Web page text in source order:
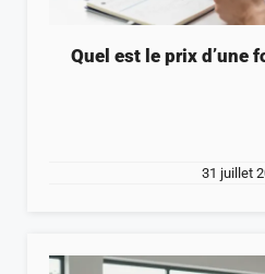
Quel est le prix d’une
31 juillet